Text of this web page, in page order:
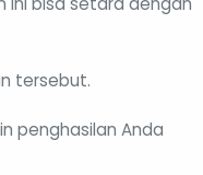
tersebut.
penghasilan Anda